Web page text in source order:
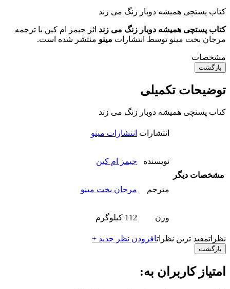
کتاب پستچی همیشه دوبار زنگ می زند
کتاب پستچی همیشه دوبار زنگ می زند اثر جیمز ام کین با ترجمه
مرجان بخت مینو توسط انتشارات مینو منتشر شده است.
مشخصات
بازگشت
توضیحات تکمیلی
کتاب پستچی همیشه دوبار زنگ می زند
مشخصات دیگر
انتشارات انتشارات مینو
نویسنده جیمز ام کین
مترجم مرجان بخت مینو
وزن 112 کیلوگرم
نظراتمفید ترین نظراتافزودن نظر جدید +
بازگشت
امتیاز کاربران به: